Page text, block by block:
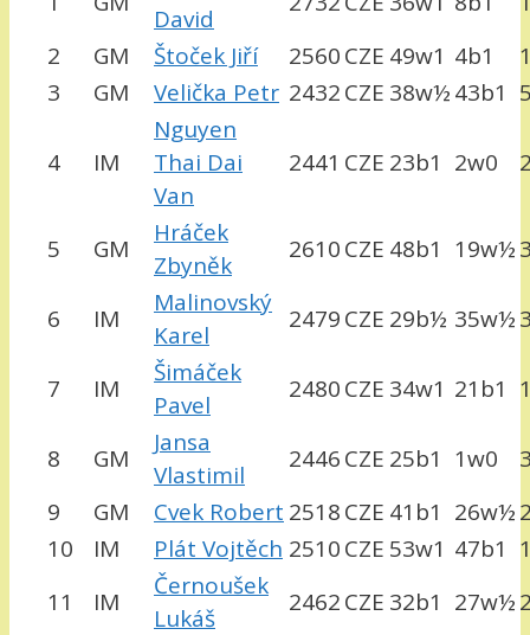
David
2
GM Štoček Jiří 2560CZE 49w1 4b1
3
GM Velička Petr 2432CZE 38w½43b1
4 IM
Nguyen
Thai Dai
Van
2441 CZE 23b1 2w0
5 GM
Hráček
Zbyněk
2610CZE 48b1 19w½
6 IM
Malinovský
Karel
2479CZE 29b½ 35w½
7 IM
Šimáček
Pavel
2480CZE 34w1 21b1
8 GM
Jansa
Vlastimil
2446CZE 25b1 1w0
9
GM Cvek Robert 2518CZE 41b1 26w½
10
IM Plát Vojtěch 2510CZE 53w1 47b1
11
IM
Černoušek
Lukáš
2462CZE 32b1 27w½